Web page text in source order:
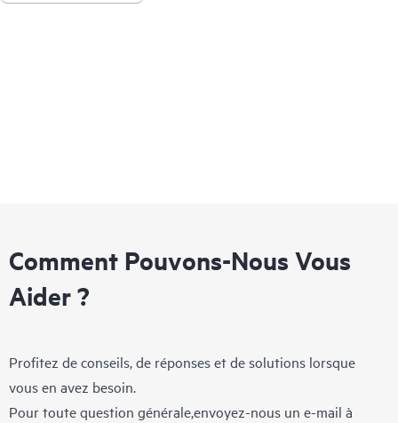
données haute performance et à faible latence à partir du
Comment Pouvons-Nous Vous
Aider ?
Profitez de conseils, de réponses et de solutions lorsque
vous en avez besoin.
Pour toute question générale,envoyez-nous un e-mail à